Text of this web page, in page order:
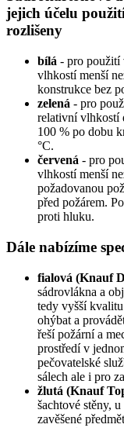
jejich účelu
rozlišeny
bílá - pro použití
vlhkostí menší
konstrukce bez
zelená - pro
relativní vlhkostí
100 % po dobu
°C.
červená - pro
vlhkostí menší
požadovanou
před požárem.
proti hluku.
Dále nabízíme
fialová (Knauf
sádrovlákna a
tedy vyšší
ohýbat a
řeší požární a
prostředí v
pečovatelské
sálech ale i pro
žlutá (Knauf
šachtové stěny,
zavěšené